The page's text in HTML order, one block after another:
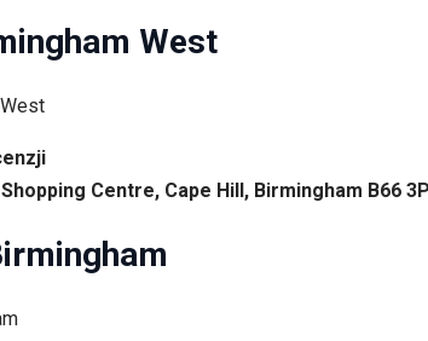
West
Centre, Cape Hill, Birmingham B66